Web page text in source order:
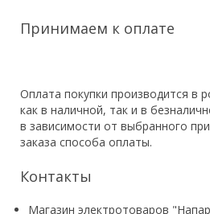
Принимаем к оплате
Оплата покупки производится в
как в наличной, так и в
в зависимости от выбранного
заказа способа оплаты.
Контакты
Магазин электротоваров